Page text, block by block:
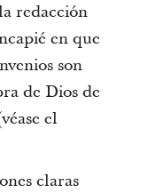
redacción
en que
son
de Dios de
el
claras